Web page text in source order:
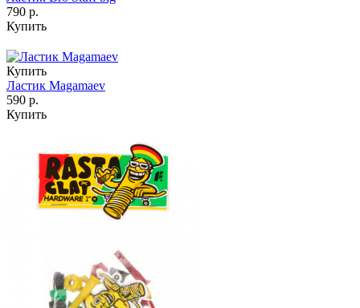
790 р.
Купить
Купить
Ластик Magamaev
590 р.
Купить